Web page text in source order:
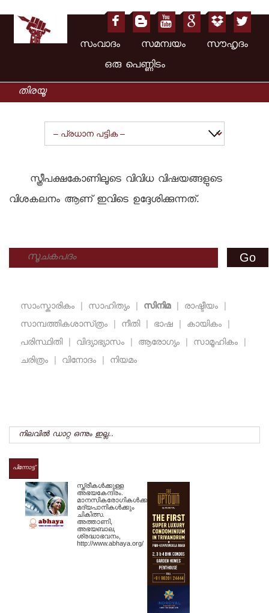
സംവാദം സമന്വയം സൗഹൃദം
ഒരു പെണ്ണിടം
സ്ത്രീപക്ഷകോണിലൂടെ വിവിധ വിഷയങ്ങളുടെ
വിശകലനം ആണ് ഇവിടെ ഉദ്ദേശിക്കുന്നത്.
സാംസ്കാരികം | സാഹിത്യം | സിനിമ | രാഷ്ടീയം |
സാമ്പത്തികശാസ്‌ത്രം | നീതി | ഭാഷ | കായികം |
പരിസ്ഥിതി | വിദ്യാഭ്യാസം | ആരോഗ്യം | സാമൂഹികം |
ചരിത്രം | വിനോദം | നിയമം
നിലവില്‍ ഡാറ്റ ഒന്നും ഇല്ല..
പിന്നോട്ട്
സ്ത്രീകള്‍ക്കുള്ള
അഭയകേന്ദ്രം.
മാനസികരോഗികള്‍ക്കും
മദ്യപാനികള്‍ക്കും
ചികിത്സ.
അത്താണി,
അഭയബാല,
ശ്രദ്ധാഭവനം,
http://www.abhaya.org/